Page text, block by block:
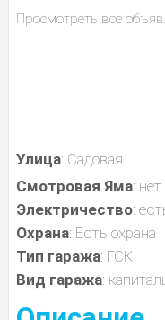
Просмотреть все
Улица: Садовая
Смотровая Яма: нет
Электричество:
Охрана: Есть охрана
Тип гаража: ГСК
Вид гаража: